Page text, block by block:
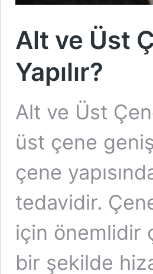
Alt ve Üst
Yapılır?
Alt ve Üst
üst çene
çene
tedavidir.
için önemlidir
bir şekilde